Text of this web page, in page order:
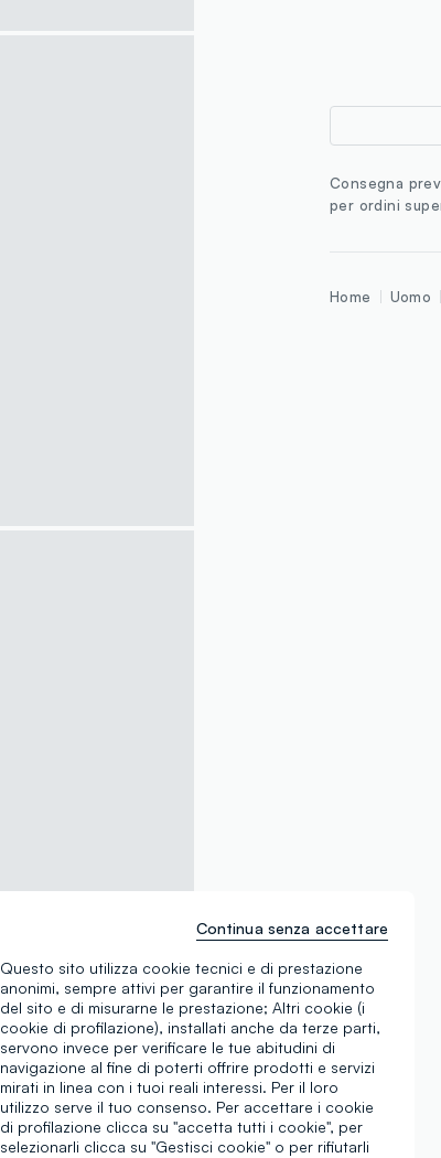
Consegna
per ordini
Home Uomo
Questo sito utilizza cookie tecnici e di prestazione
anonimi, sempre attivi per garantire il funzionamento
del sito e di misurarne le prestazione; Altri cookie (i
cookie di profilazione), installati anche da terze parti,
servono invece per verificare le tue abitudini di
navigazione al fine di poterti offrire prodotti e servizi
mirati in linea con i tuoi reali interessi. Per il loro
utilizzo serve il tuo consenso. Per accettare i cookie
di profilazione clicca su "accetta tutti i cookie", per
selezionarli clicca su "Gestisci cookie" o per rifiutarli
Continua senza accettare